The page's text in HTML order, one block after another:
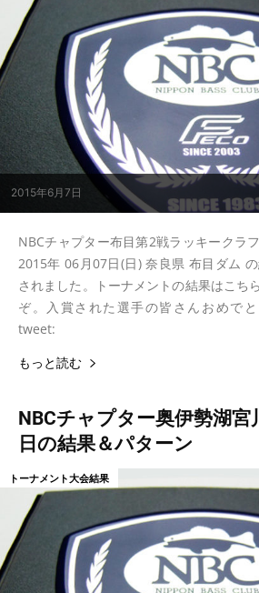
2015年6月7日
NBCチャプター布目第2戦ラッキークラ
2015年 06月07日(日) 奈良県 布目ダム
されました。トーナメントの結果はこち
ぞ。入賞された選手の皆さんおめで
tweet:
もっと読む
NBCチャプター奥伊勢湖宮
日の結果＆パターン
トーナメント大会結果